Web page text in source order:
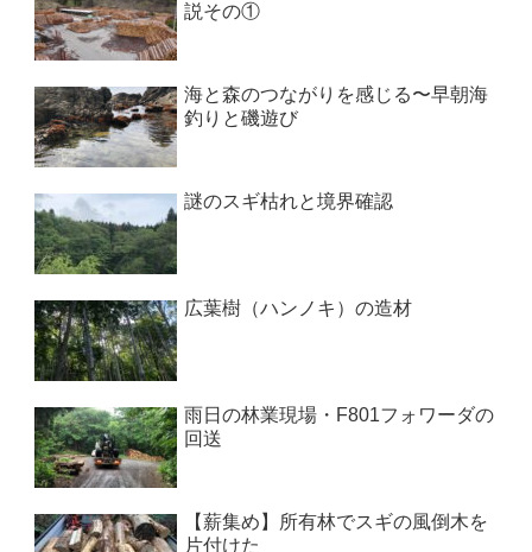
説その①
海と森のつながりを感じる〜早朝海
釣りと磯遊び
謎のスギ枯れと境界確認
広葉樹（ハンノキ）の造材
雨日の林業現場・F801フォワーダの
回送
【薪集め】所有林でスギの風倒木を
片付けた